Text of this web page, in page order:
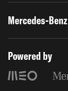
Mercedes-Benz
Powered by